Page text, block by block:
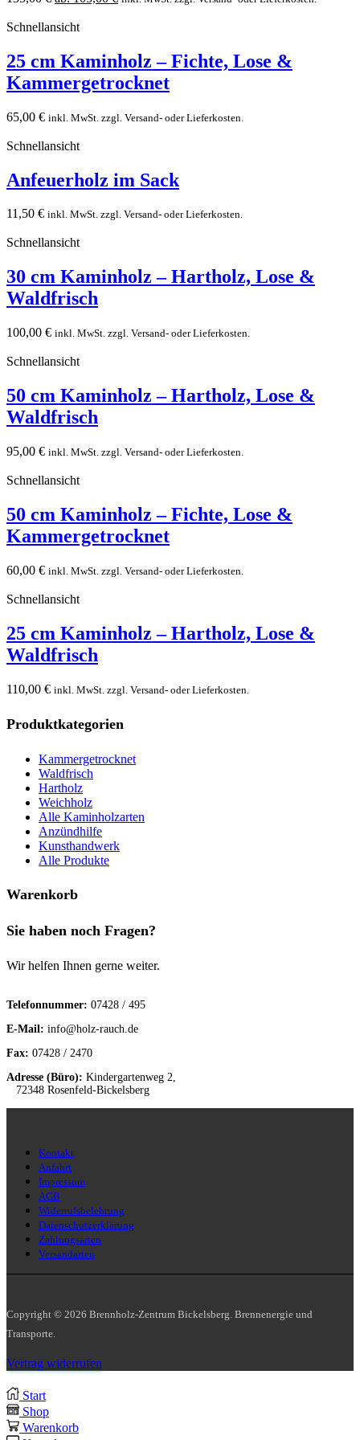
Schnellansicht
25 cm Kaminholz – Fichte, Lose &
Kammergetrocknet
65,00 € inkl. MwSt. zzgl. Versand- oder Lieferkosten.
Schnellansicht
Anfeuerholz im Sack
11,50 € inkl. MwSt. zzgl. Versand- oder Lieferkosten.
Schnellansicht
30 cm Kaminholz – Hartholz, Lose &
Waldfrisch
100,00 € inkl. MwSt. zzgl. Versand- oder Lieferkosten.
Schnellansicht
50 cm Kaminholz – Hartholz, Lose &
Waldfrisch
95,00 € inkl. MwSt. zzgl. Versand- oder Lieferkosten.
Schnellansicht
50 cm Kaminholz – Fichte, Lose &
Kammergetrocknet
60,00 € inkl. MwSt. zzgl. Versand- oder Lieferkosten.
Schnellansicht
25 cm Kaminholz – Hartholz, Lose &
Waldfrisch
110,00 € inkl. MwSt. zzgl. Versand- oder Lieferkosten.
Produktkategorien
Kammergetrocknet
Waldfrisch
Hartholz
Weichholz
Alle Kaminholzarten
Anzündhilfe
Kunsthandwerk
Alle Produkte
Warenkorb
Sie haben noch Fragen?
Wir helfen Ihnen gerne weiter.
Telefonnummer: 07428 / 495
E-Mail: info@holz-rauch.de
Fax: 07428 / 2470
Adresse (Büro): Kindergartenweg 2,
72348 Rosenfeld-Bickelsberg
Kontakt
Anfahrt
Impressum
AGB
Widerrufsbelehrung
Datenschutzerklärung
Zahlungsarten
Versandarten
Copyright © 2026 Brennholz-Zentrum Bickelsberg. Brennenergie und
Transporte.
Vertrag widerrufen
Start
Shop
Warenkorb